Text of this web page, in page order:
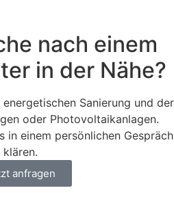
nach einem
in der Nähe?
Sanierung und der
oder Photovoltaikanlagen.
in einem persönlichen Gespräch
klären.
anfragen